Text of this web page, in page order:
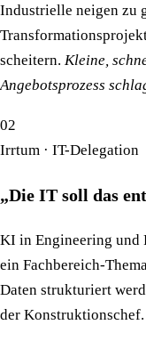
Industrielle neigen zu
scheitern. Kleine,
Angebotsprozess
02
Irrtum · IT-Delegation
„Die IT soll das
KI in Engineering und
ein Fachbereich-
Daten strukturiert
der Konstruktionschef.